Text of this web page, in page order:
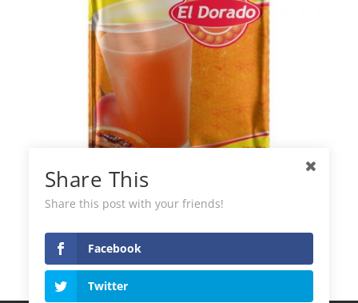
El Dorado Polpa Surgelata di Tamarillo
Share This
Share this post with your friends!
Facebook
Twitter